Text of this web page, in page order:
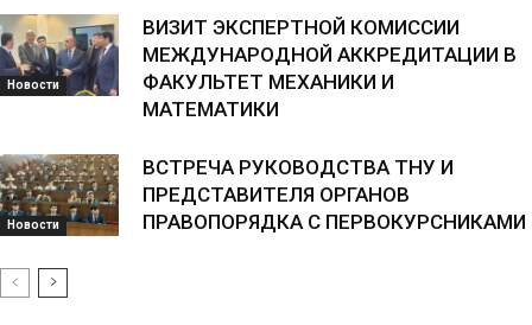
Новости
ВИЗИТ ЭКСПЕРТНОЙ КОМИССИИ
МЕЖДУНАРОДНОЙ АККРЕДИТАЦИИ В
ФАКУЛЬТЕТ МЕХАНИКИ И
МАТЕМАТИКИ
Новости
ВСТРЕЧА РУКОВОДСТВА ТНУ И
ПРЕДСТАВИТЕЛЯ ОРГАНОВ
ПРАВОПОРЯДКА С ПЕРВОКУРСНИКАМИ